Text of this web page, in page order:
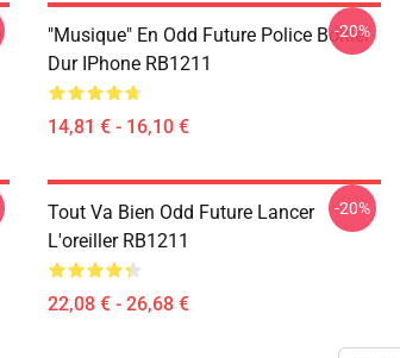
"Musique" En Odd Future Police Boîtier
Dur IPhone RB1211
14,81 € - 16,10 €
-20%
Tout Va Bien Odd Future Lancer
L'oreiller RB1211
22,08 € - 26,68 €
-20%